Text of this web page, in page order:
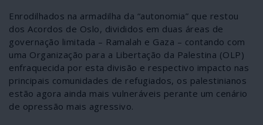
Enrodilhados na armadilha da “autonomia” que restou
dos Acordos de Oslo, divididos em duas áreas de
governação limitada – Ramalah e Gaza – contando com
uma Organização para a Libertação da Palestina (OLP)
enfraquecida por esta divisão e respectivo impacto nas
principais comunidades de refugiados, os palestinianos
estão agora ainda mais vulneráveis perante um cenário
de opressão mais agressivo.